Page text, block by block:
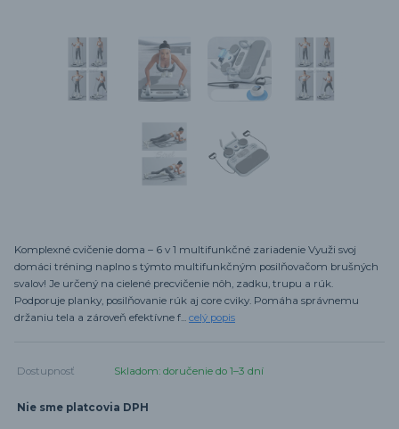
Komplexné cvičenie doma – 6 v 1 multifunkčné zariadenie Využi svoj
domáci tréning naplno s týmto multifunkčným posilňovačom brušných
svalov! Je určený na cielené precvičenie nôh, zadku, trupu a rúk.
Podporuje planky, posilňovanie rúk aj core cviky. Pomáha správnemu
držaniu tela a zároveň efektívne f... celý popis
Dostupnosť Skladom: doručenie do 1–3 dní
Nie sme platcovia DPH